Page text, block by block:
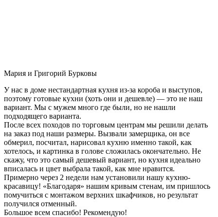
Мария и Григорий Бурковы
У нас в доме нестандартная кухня из-за короба и выступов,
поэтому готовые кухни (хоть они и дешевле) — это не наш
вариант. Мы с мужем много где были, но не нашли
подходящего варианта.
После всех походов по торговым центрам мы решили делать
на заказ под наши размеры. Вызвали замерщика, он все
обмерил, посчитал, нарисовал кухню именно такой, как
хотелось, и картинка в голове сложилась окончательно. Не
скажу, что это самый дешевый вариант, но кухня идеально
вписалась и цвет выбрала такой, как мне нравится.
Примерно через 2 недели нам установили нашу кухню-
красавицу! «Благодаря» нашим кривым стенам, им пришлось
помучиться с монтажом верхних шкафчиков, но результат
получился отменный.
Большое всем спасибо! Рекомендую!